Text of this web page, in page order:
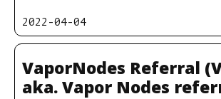
2022-04-04
VaporNodes Referral
aka. Vapor Nodes